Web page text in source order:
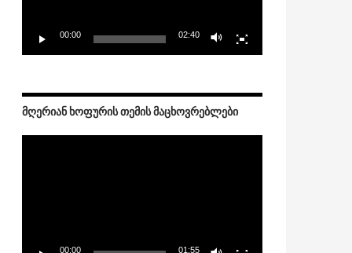
00:00 02:40
ᲛᲦᲔᲠᲘᲐᲜ ᲮᲝᲤᲣᲠᲘᲡ ᲗᲔᲛᲘᲡ ᲛᲐᲪᲮᲝᲕᲠᲔᲑᲚᲔᲑᲘ
00:00 01:55